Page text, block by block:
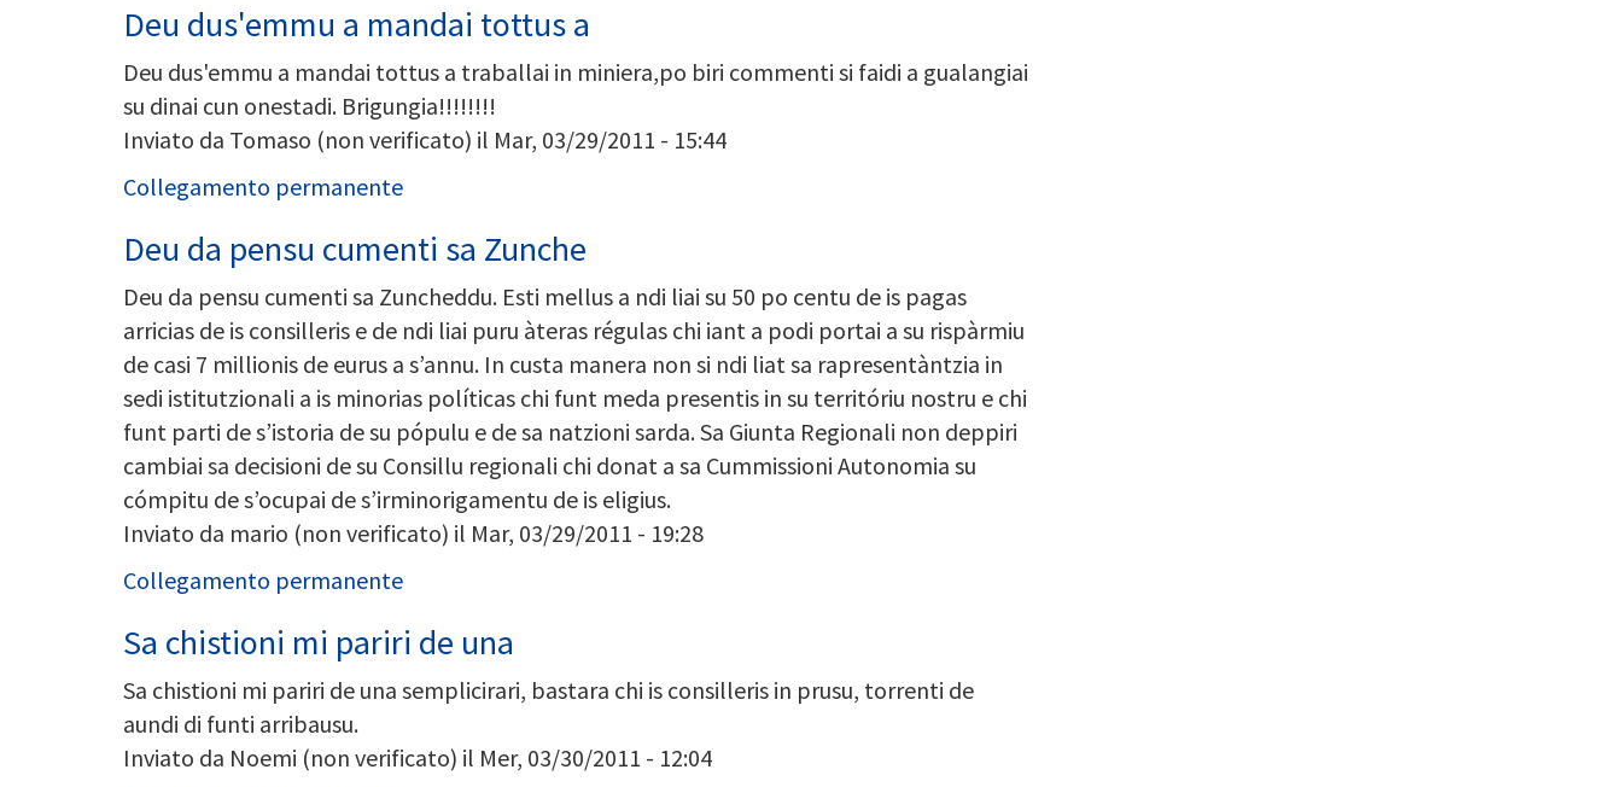
Deu dus'emmu a mandai tottus a
Deu dus'emmu a mandai tottus a traballai in miniera,po biri commenti si faidi a gualangiai
su dinai cun onestadi. Brigungia!!!!!!!!
Inviato da Tomaso (non verificato) il Mar, 03/29/2011 - 15:44
Collegamento permanente
Deu da pensu cumenti sa Zunche
Deu da pensu cumenti sa Zuncheddu. Esti mellus a ndi liai su 50 po centu de is pagas
arricias de is consilleris e de ndi liai puru àteras régulas chi iant a podi portai a su rispàrmiu
de casi 7 millionis de eurus a s’annu. In custa manera non si ndi liat sa rapresentàntzia in
sedi istitutzionali a is minorias políticas chi funt meda presentis in su territóriu nostru e chi
funt parti de s’istoria de su pópulu e de sa natzioni sarda. Sa Giunta Regionali non deppiri
cambiai sa decisioni de su Consillu regionali chi donat a sa Cummissioni Autonomia su
cómpitu de s’ocupai de s’irminorigamentu de is eligius.
Inviato da mario (non verificato) il Mar, 03/29/2011 - 19:28
Collegamento permanente
Sa chistioni mi pariri de una
Sa chistioni mi pariri de una semplicirari, bastara chi is consilleris in prusu, torrenti de
aundi di funti arribausu.
Inviato da Noemi (non verificato) il Mer, 03/30/2011 - 12:04